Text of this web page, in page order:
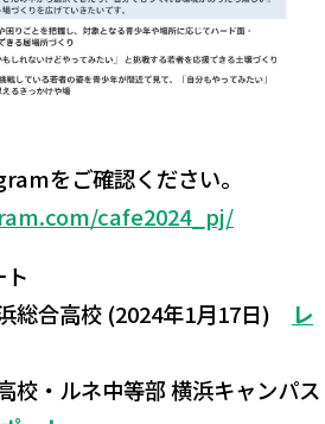
をご確認ください。
cafe2024_pj/
総合高校 (2024年1月17日)
レ
校・ルネ中等部 横浜キャンパス